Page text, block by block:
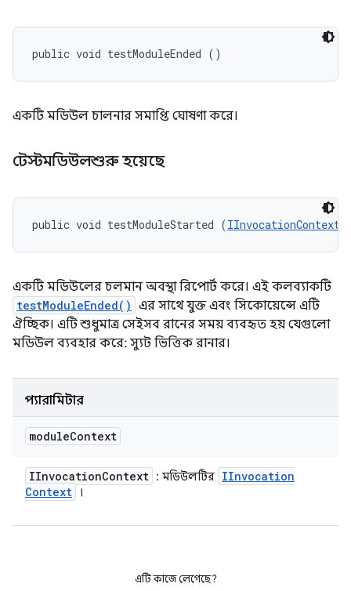
public void testModuleEnded ()
একটি মডিউল চালনার সমাপ্তি ঘোষণা করে।
টেস্টমডিউলশুরু হয়েছে
public void testModuleStarted (IInvocationContext
একটি মডিউলের চলমান অবস্থা রিপোর্ট করে। এই কলব্যাকটি
testModuleEnded() এর সাথে যুক্ত এবং সিকোয়েন্সে এটি
ঐচ্ছিক। এটি শুধুমাত্র সেইসব রানের সময় ব্যবহৃত হয় যেগুলো
মডিউল ব্যবহার করে: স্যুট ভিত্তিক রানার।
প্যারামিটার
moduleContext
IInvocationContext : মডিউলটির IInvocation
Context
।
এটি কাজে লেগেছে?